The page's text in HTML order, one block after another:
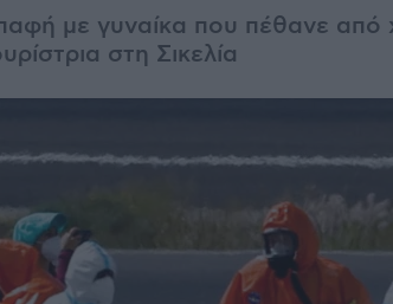
με γυναίκα που πέθανε από
στη Σικελία